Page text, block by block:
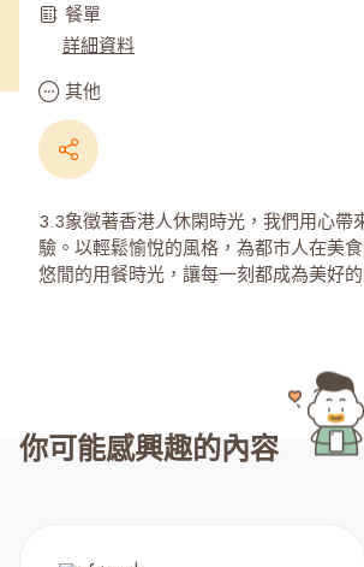
餐單
詳細資料
其他
3.3象徵著香港人休閑時光，我們用心帶
驗。以輕鬆愉悅的風格，為都巿人在美
悠閒的用餐時光，讓每一刻都成為美好的
你可能感興趣的內容